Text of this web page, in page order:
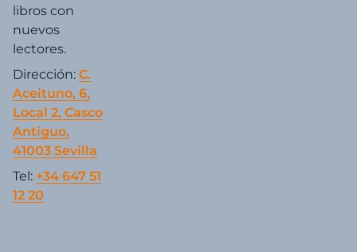
libros con
nuevos
lectores.
Dirección: C.
Aceituno, 6,
Local 2, Casco
Antiguo,
41003 Sevilla
Tel: +34 647 51
12 20